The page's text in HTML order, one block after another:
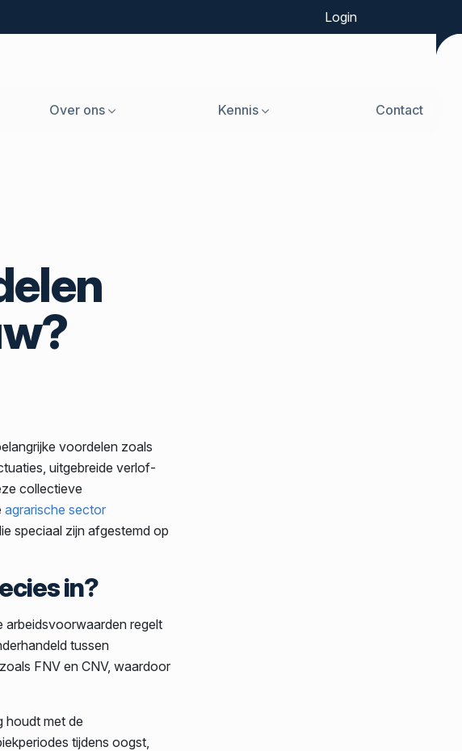
Login
Over ons Kennis Contact
voordelen zoals
uitgebreide verlof-
collectieve
agrarische sector
speciaal zijn afgestemd op
in?
arbeidsvoorwaarden regelt
tussen
FNV en CNV, waardoor
houdt met de
tijdens oogst,